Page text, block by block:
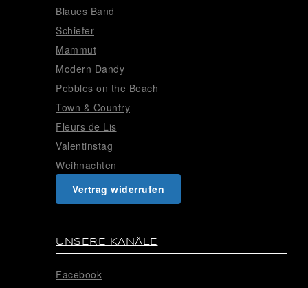
Blaues Band
Schiefer
Mammut
Modern Dandy
Pebbles on the Beach
Town & Country
Fleurs de Lis
Valentinstag
Weihnachten
Vertrag widerrufen
UNSERE KANÄLE
Facebook